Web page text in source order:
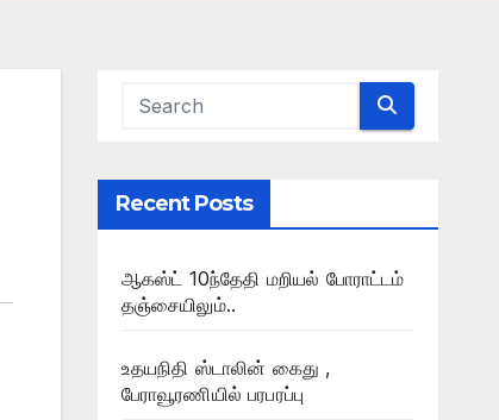
Recent Posts
ஆகஸ்ட் 10ந்தேதி மறியல் போராட்டம்
தஞ்சையிலும்..
உதயநிதி ஸ்டாலின் கைது ,
பேராவூரணியில் பரபரப்பு